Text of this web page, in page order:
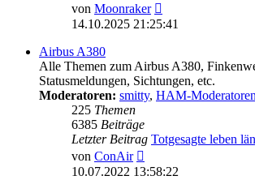
von Moonraker
Beitrag
14.10.2025 21:25:41
Airbus A380
Alle Themen zum Airbus A380,
Statusmeldungen, Sichtungen, etc.
Moderatoren: smitty, HAM-
225 Themen
6385 Beiträge
Letzter Beitrag Totgesagte leben
von ConAir
Beitrag
10.07.2022 13:58:22